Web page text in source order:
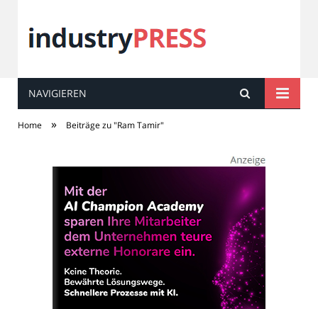
industryPRESS
NAVIGIEREN
Home » Beiträge zu "Ram Tamir"